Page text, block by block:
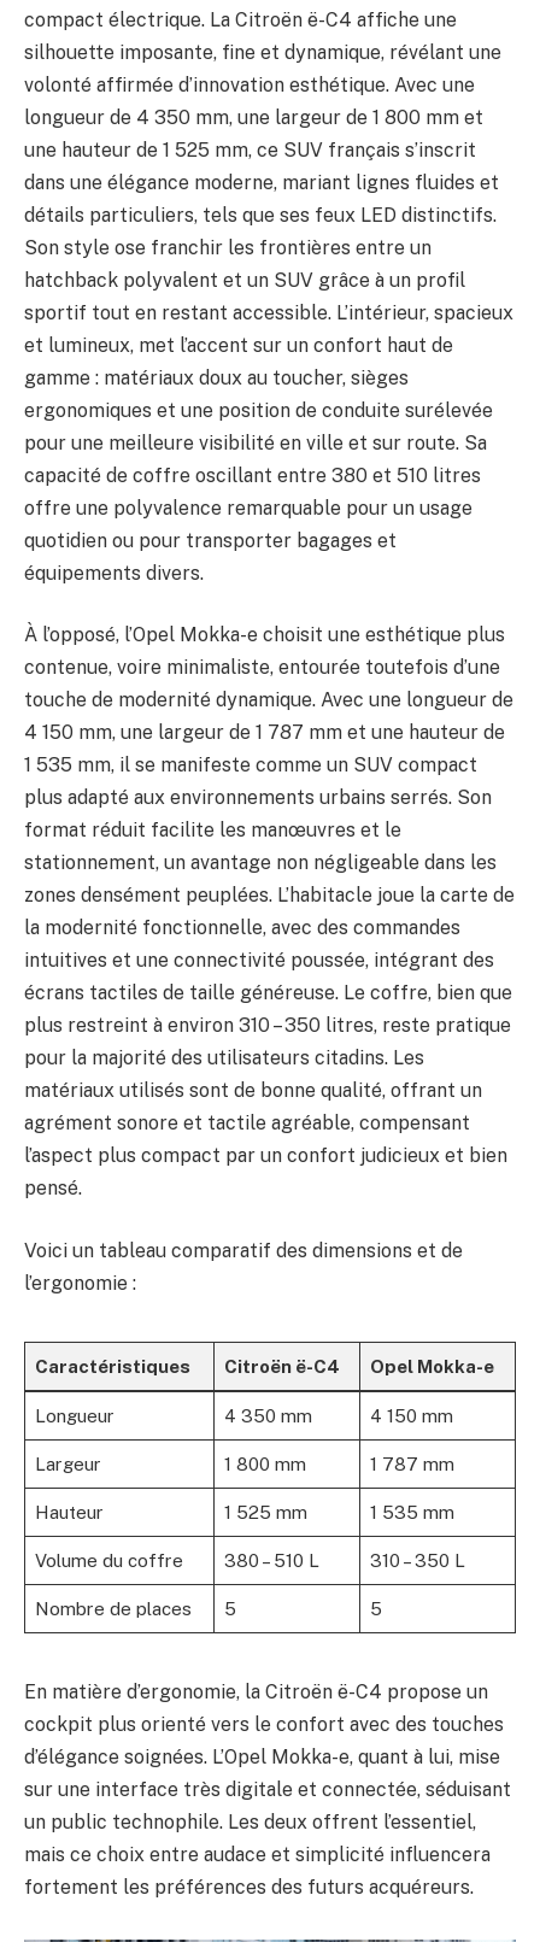
compact électrique. La Citroën ë-C4 affiche une
silhouette imposante, fine et dynamique, révélant une
volonté affirmée d’innovation esthétique. Avec une
longueur de 4 350 mm, une largeur de 1 800 mm et
une hauteur de 1 525 mm, ce SUV français s’inscrit
dans une élégance moderne, mariant lignes fluides et
détails particuliers, tels que ses feux LED distinctifs.
Son style ose franchir les frontières entre un
hatchback polyvalent et un SUV grâce à un profil
sportif tout en restant accessible. L’intérieur, spacieux
et lumineux, met l’accent sur un confort haut de
gamme : matériaux doux au toucher, sièges
ergonomiques et une position de conduite surélevée
pour une meilleure visibilité en ville et sur route. Sa
capacité de coffre oscillant entre 380 et 510 litres
offre une polyvalence remarquable pour un usage
quotidien ou pour transporter bagages et
équipements divers.
À l’opposé, l’Opel Mokka-e choisit une esthétique plus
contenue, voire minimaliste, entourée toutefois d’une
touche de modernité dynamique. Avec une longueur de
4 150 mm, une largeur de 1 787 mm et une hauteur de
1 535 mm, il se manifeste comme un SUV compact
plus adapté aux environnements urbains serrés. Son
format réduit facilite les manœuvres et le
stationnement, un avantage non négligeable dans les
zones densément peuplées. L’habitacle joue la carte de
la modernité fonctionnelle, avec des commandes
intuitives et une connectivité poussée, intégrant des
écrans tactiles de taille généreuse. Le coffre, bien que
plus restreint à environ 310 – 350 litres, reste pratique
pour la majorité des utilisateurs citadins. Les
matériaux utilisés sont de bonne qualité, offrant un
agrément sonore et tactile agréable, compensant
l’aspect plus compact par un confort judicieux et bien
pensé.
Voici un tableau comparatif des dimensions et de
l’ergonomie :
Caractéristiques Citroën ë-C4 Opel Mokka-e
Longueur 4 350 mm 4 150 mm
Largeur 1 800 mm 1 787 mm
Hauteur 1 525 mm 1 535 mm
Volume du coffre 380 – 510 L 310 – 350 L
Nombre de places 5 5
En matière d’ergonomie, la Citroën ë-C4 propose un
cockpit plus orienté vers le confort avec des touches
d’élégance soignées. L’Opel Mokka-e, quant à lui, mise
sur une interface très digitale et connectée, séduisant
un public technophile. Les deux offrent l’essentiel,
mais ce choix entre audace et simplicité influencera
fortement les préférences des futurs acquéreurs.